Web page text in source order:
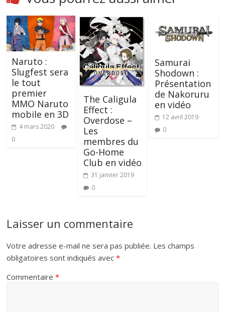
Naruto :
Slugfest sera
le tout
premier
MMO Naruto
mobile en 3D
4 mars 2020
0
The Caligula
Effect :
Overdose –
Les
membres du
Go-Home
Club en vidéo
31 janvier 2019
0
Samurai
Shodown :
Présentation
de Nakoruru
en vidéo
12 avril 2019
0
Laisser un commentaire
Votre adresse e-mail ne sera pas publiée. Les champs
obligatoires sont indiqués avec*
Commentaire*